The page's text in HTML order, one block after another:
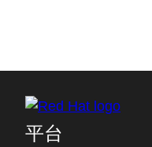
平台